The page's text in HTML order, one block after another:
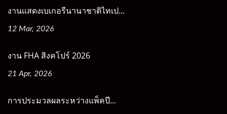
งานแสดงเบเกอรีนานาชาติไทเป...
12 Mar, 2026
งาน FHA สิงคโปร์ 2026
21 Apr, 2026
การประมวลผลระหว่างแพ็คปี...